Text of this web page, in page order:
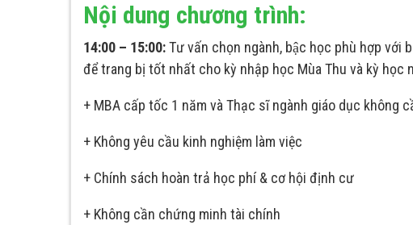
Nội dung chương trình:
14:00 – 15:00:Tư vấn chọn ngành, bậc học phù hợp với
để trang bị tốt nhất cho kỳ nhập học Mùa Thu và kỳ học
+ MBA cấp tốc 1 năm và Thạc sĩ ngành giáo dục không
+ Không yêu cầu kinh nghiệm làm việc
+ Chính sách hoàn trả học phí & cơ hội định cư
+ Không cần chứng minh tài chính